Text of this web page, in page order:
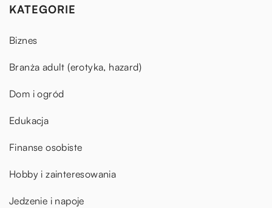
KATEGORIE
Biznes
Branża adult (erotyka, hazard)
Dom i ogród
Edukacja
Finanse osobiste
Hobby i zainteresowania
Jedzenie i napoje